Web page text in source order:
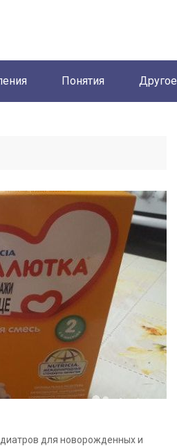
Понятия Другое
для новорожденных и